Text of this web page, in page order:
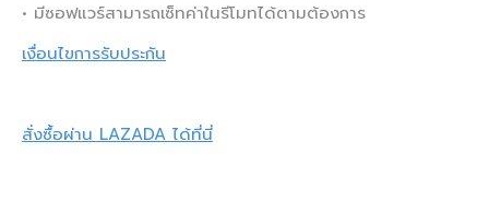
• มีซอฟแวร์สามารถเซ็ทค่าในรีโมทได้ตามต้องการ
เงื่อนไขการรับประกัน
สั่งซื้อผ่าน LAZADA ได้ที่นี่